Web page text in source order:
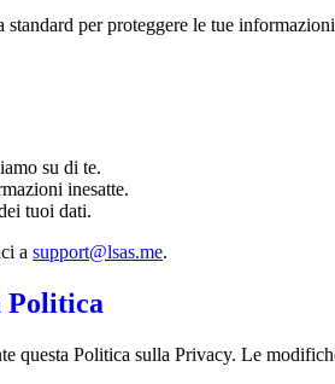
standard per proteggere le tue
su di te.
inesatte.
tuoi dati.
a support@lsas.me.
Politica
questa Politica sulla Privacy. Le